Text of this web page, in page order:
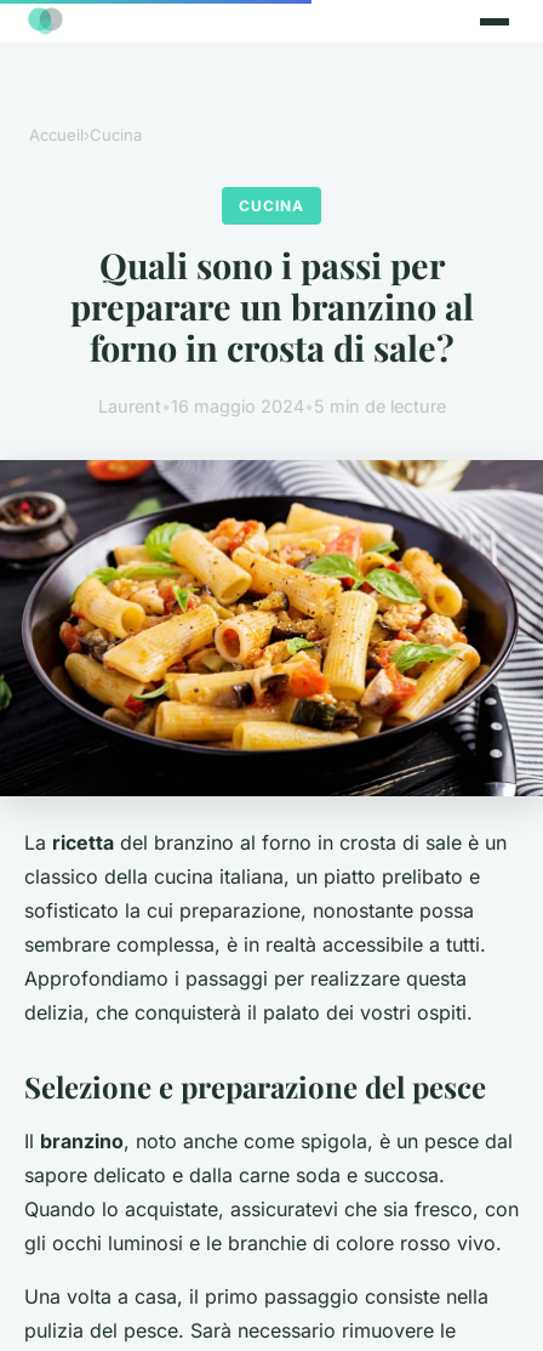
Accueil›Cucina
CUCINA
Quali sono i passi per
preparare un branzino al
forno in crosta di sale?
Laurent•16 maggio 2024•5 min de lecture
La ricetta del branzino al forno in crosta di sale è un
classico della cucina italiana, un piatto prelibato e
sofisticato la cui preparazione, nonostante possa
sembrare complessa, è in realtà accessibile a tutti.
Approfondiamo i passaggi per realizzare questa
delizia, che conquisterà il palato dei vostri ospiti.
Selezione e preparazione del pesce
Il branzino, noto anche come spigola, è un pesce dal
sapore delicato e dalla carne soda e succosa.
Quando lo acquistate, assicuratevi che sia fresco, con
gli occhi luminosi e le branchie di colore rosso vivo.
Una volta a casa, il primo passaggio consiste nella
pulizia del pesce. Sarà necessario rimuovere le